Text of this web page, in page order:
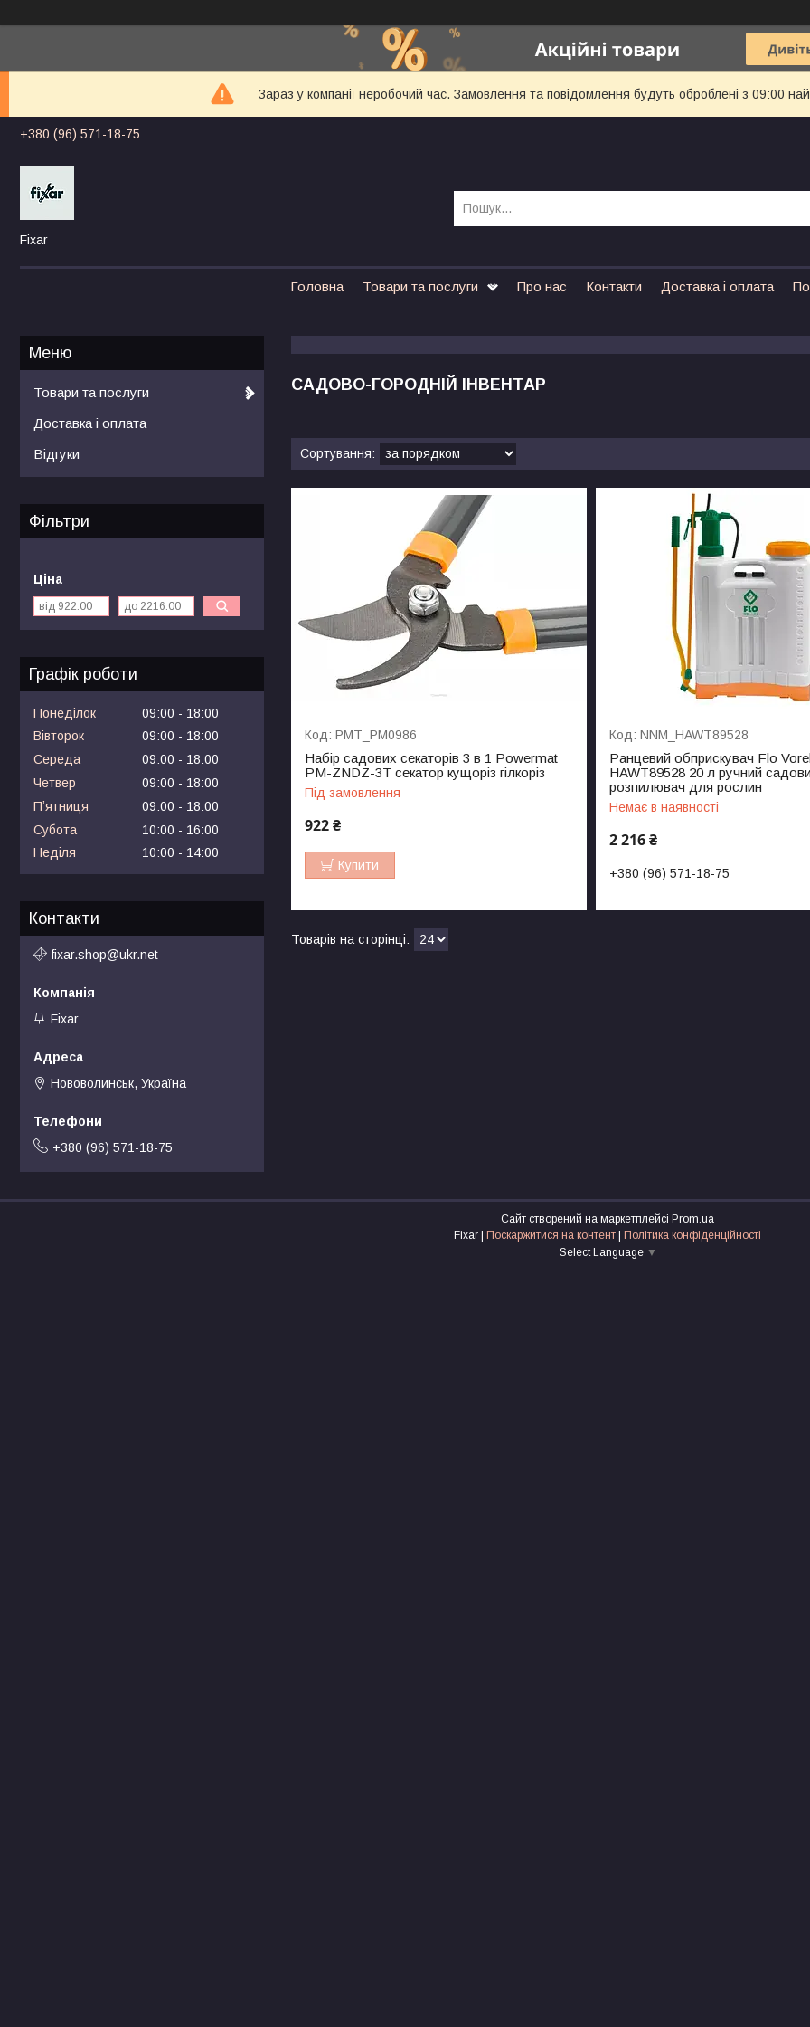
Зараз у компанії неробочий час. Замовлення та повідомлення будуть оброблені з 09:00
+380 (96) 571-18-75
Fixar
Головна Товари та послуги Про нас Контакти Доставка і оплата
САДОВО-ГОРОДНІЙ ІНВЕНТАР
PMT_PM0986
Набір садових секаторів 3 в 1 Powermat
PM-ZNDZ-3T секатор кущоріз гілкоріз
Під замовлення
922 ₴
Купити
NNM_HAWT89528
Ранцевий обприскувач Flo
HAWT89528 20 л ручний
розпилювач для рослин
Немає в наявності
2 216 ₴
+380 (96) 571-18-75
Товари та послуги
Доставка і оплата
Відгуки
Фільтри
Ціна
Графік роботи
Понеділок 09:00
18:00
Вівторок
09:00
18:00
Середа
09:00
18:00
Четвер
09:00
18:00
Пʼятниця
09:00
18:00
Субота
10:00
16:00
Неділя
10:00 14:00
Контакти
fixar.shop@ukr.net
Fixar
Нововолинськ, Україна
+380 (96) 571-18-75
Сайт створений на маркетплейсі Prom.ua
Поскаржитися на контент
Політика конфіденційності
Select Language ▼